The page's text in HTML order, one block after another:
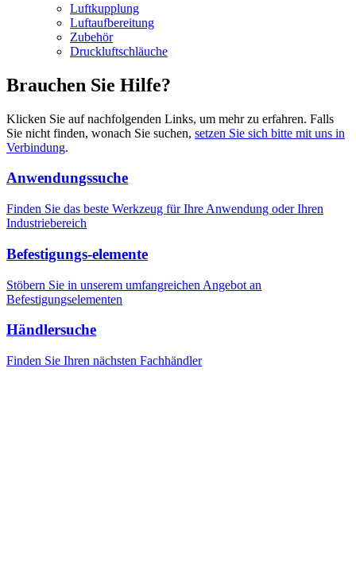
Luftkupplung
Luftaufbereitung
Zubehör
Druckluftschläuche
Brauchen Sie Hilfe?
Klicken Sie auf nachfolgenden Links, um mehr zu erfahren. Falls
Sie nicht finden, wonach Sie suchen, setzen Sie sich bitte mit uns in
Verbindung.
Anwendungssuche
Finden Sie das beste Werkzeug für Ihre Anwendung oder Ihren
Industriebereich
Befestigungs-elemente
Stöbern Sie in unserem umfangreichen Angebot an
Befestigungselementen
Händlersuche
Finden Sie Ihren nächsten Fachhändler